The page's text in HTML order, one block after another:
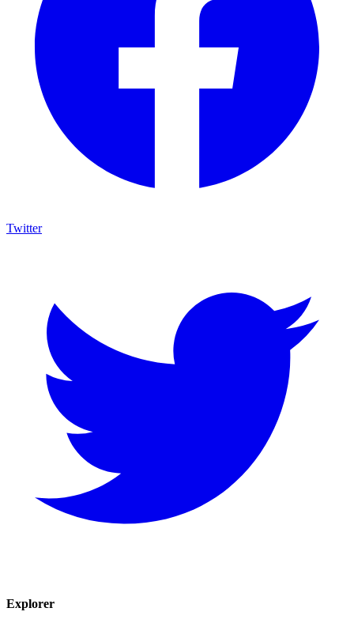
Twitter
Explorer